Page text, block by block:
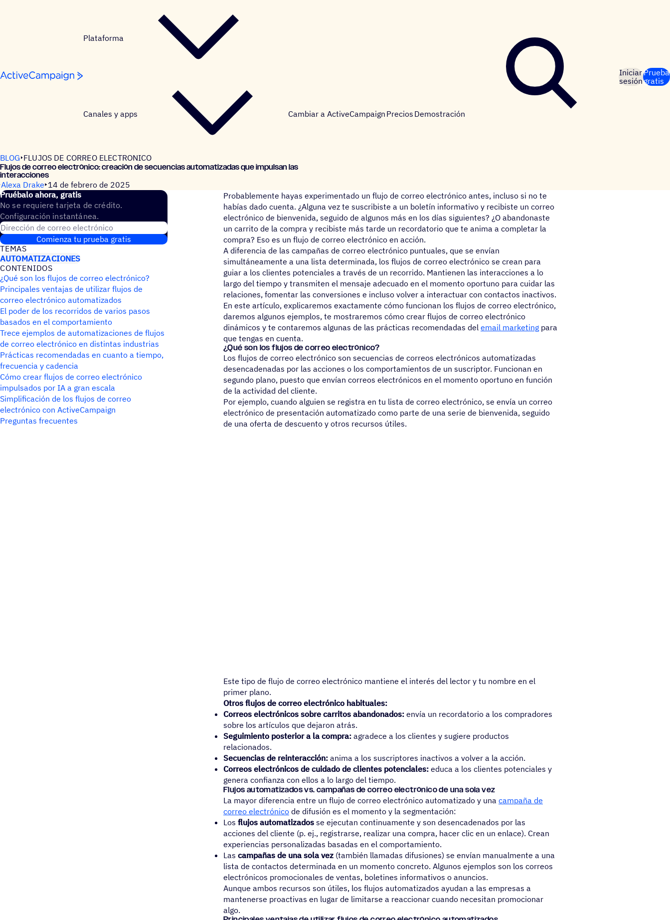
Plataforma
Canales y apps Cambiar a ActiveCampaign Precios Demostración
Iniciar
sesión
Prueba
gratis
BLOG FLUJOS DE CORREO ELECTRONICO
Flujos de correo elec­tró­nico: crea­ción de secuen­cias auto­ma­ti­za­das que impul­san las
interacciones
Alexa Drake 14 de febrero de 2025
Prué­balo ahora, gratis
No se requiere tarjeta de crédito.
Configuración instantánea.
Dirección de correo electrónico
Comienza tu prueba gratis
TEMAS
AUTOMATIZACIONES
CONTE­NI­DOS
¿Qué son los flujos de correo electrónico?
Principales ventajas de utilizar flujos de
correo electrónico automatizados
El poder de los recorridos de varios pasos
basados en el comportamiento
Trece ejemplos de automatizaciones de flujos
de correo electrónico en distintas industrias
Prácticas recomendadas en cuanto a tiempo,
frecuencia y cadencia
Cómo crear flujos de correo electrónico
impulsados por IA a gran escala
Simplificación de los flujos de correo
electrónico con ActiveCampaign
Preguntas frecuentes
Probablemente hayas experimentado un flujo de correo electrónico antes, incluso si no te
habías dado cuenta. ¿Alguna vez te suscribiste a un boletín informativo y recibiste un correo
electrónico de bienvenida, seguido de algunos más en los días siguientes? ¿O abandonaste
un carrito de la compra y recibiste más tarde un recordatorio que te anima a completar la
compra? Eso es un flujo de correo electrónico en acción.
A diferencia de las campañas de correo electrónico puntuales, que se envían
simultáneamente a una lista determinada, los flujos de correo electrónico se crean para
guiar a los clientes potenciales a través de un recorrido. Mantienen las interacciones a lo
largo del tiempo y transmiten el mensaje adecuado en el momento oportuno para cuidar las
relaciones, fomentar las conversiones e incluso volver a interactuar con contactos inactivos.
En este artículo, explicaremos exactamente cómo funcionan los flujos de correo electrónico,
daremos algunos ejemplos, te mostraremos cómo crear flujos de correo electrónico
dinámicos y te contaremos algunas de las prácticas recomendadas del email marketing para
que tengas en cuenta.
¿Qué son los flujos de correo electrónico?
Los flujos de correo electrónico son secuencias de correos electrónicos automatizadas
desencadenadas por las acciones o los comportamientos de un suscriptor. Funcionan en
segundo plano, puesto que envían correos electrónicos en el momento oportuno en función
de la actividad del cliente.
Por ejemplo, cuando alguien se registra en tu lista de correo electrónico, se envía un correo
electrónico de presentación automatizado como parte de una serie de bienvenida, seguido
de una oferta de descuento y otros recursos útiles.
Este tipo de flujo de correo electrónico mantiene el interés del lector y tu nombre en el
primer plano.
Otros flujos de correo electrónico habituales:
Correos electrónicos sobre carritos abandonados: envía un recordatorio a los compradores
sobre los artículos que dejaron atrás.
Seguimiento posterior a la compra: agradece a los clientes y sugiere productos
relacionados.
Secuencias de reinteracción: anima a los suscriptores inactivos a volver a la acción.
Correos electrónicos de cuidado de clientes potenciales: educa a los clientes potenciales y
genera confianza con ellos a lo largo del tiempo.
Flujos automatizados vs. campañas de correo electrónico de una sola vez
La mayor diferencia entre un flujo de correo electrónico automatizado y una campaña de
correo electrónico de difusión es el momento y la segmentación:
Los flujos automatizados se ejecutan continuamente y son desencadenados por las
acciones del cliente (p. ej., registrarse, realizar una compra, hacer clic en un enlace). Crean
experiencias personalizadas basadas en el comportamiento.
Las campañas de una sola vez (también llamadas difusiones) se envían manualmente a una
lista de contactos determinada en un momento concreto. Algunos ejemplos son los correos
electrónicos promocionales de ventas, boletines informativos o anuncios.
Aunque ambos recursos son útiles, los flujos automatizados ayudan a las empresas a
mantenerse proactivas en lugar de limitarse a reaccionar cuando necesitan promocionar
algo.